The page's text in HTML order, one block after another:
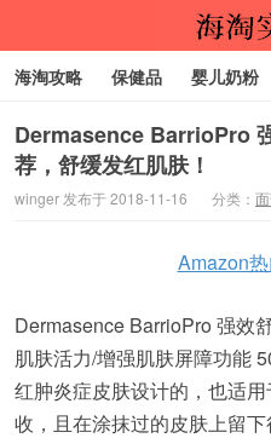
海淘
海淘攻略 保健品 婴儿奶粉
代购服务
Dermasence BarrioPro
荐，舒缓发红肌肤！
winger 发布于 2018-11-16 分类：
Amazon
Dermasence BarrioPro 强效
肌肤活力/增强肌肤屏障功能
红肿炎症皮肤设计的，也适
收，且在涂抹过的皮肤上留